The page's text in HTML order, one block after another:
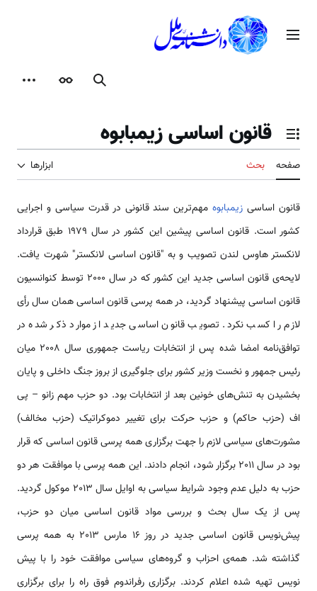
محتوامنوی اصلی
جستجوظاهر
تغییر وضعیت فهرست محتویات
قانون اساسی زیمبابوه
صفحه بحث ابزارها
قانون اساسی زیمبابوهمهم‌ترین سند قانونی در قدرت سیاسی و اجرایی
کشور است. قانون اساسی پیشین این کشور در سال 1979 طبق قرارداد
لانکستر هاوس لندن تصویب و به "قانون اساسی لانکستر" شهرت یافت.
لایحه‌ی قانون اساسی جدید این کشور که در سال 2000 توسط کنوانسیون
قانون اساسی پیشنهاد گردید، در همه پرسی قانون اساسی همان سال رأی
لازم را کسب نکرد. تصویب قانون اساسی جدید از موارد ذکر شده در
توافق‌نامه امضا شده پس از انتخابات ریاست جمهوری سال 2008 میان
رئیس جمهور و نخست وزیر کشور برای جلوگیری از بروز جنگ داخلی و پایان
بخشیدن به تنش‌های خونین بعد از انتخابات بود. دو حزب مهم زانو – پی
اف (حزب حاکم) و حزب حرکت برای تغییر دموکراتیک (حزب مخالف)
مشورت‌های سیاسی لازم را جهت برگزاری همه پرسی قانون اساسی که قرار
بود در سال 2011 برگزار شود، انجام دادند. این همه پرسی با موافقت هر دو
حزب به دلیل عدم وجود شرایط سیاسی به اوایل سال 2013 موکول گردید.
پس از یک سال بحث و بررسی مواد قانون اساسی میان دو حزب،
پیش‌نویس قانون اساسی جدید در روز 16 مارس 2013 به همه پرسی
گذاشته شد. همه‌ی احزاب و گروه‌های سیاسی موافقت خود را با پیش
نویس تهیه شده اعلام کردند. برگزاری رفراندوم فوق راه را برای برگزاری